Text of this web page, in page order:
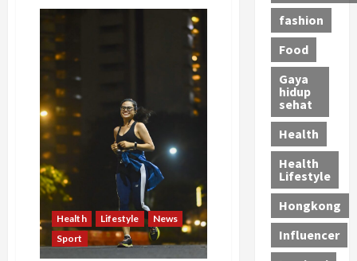
dengan
Gaya
Hidup
Seimbang
Health Lifestyle
News
Sport
fashion
Food
Gaya
hidup
sehat
Health
Health
Lifestyle
Hongkong
Influencer